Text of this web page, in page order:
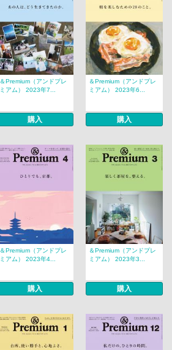
＆Premium（アンドプレ
ミアム） 2023年7...
購入
＆Premium（アンドプレ
ミアム） 2023年6...
購入
＆Premium（アンドプレ
ミアム） 2023年4...
購入
＆Premium（アンドプレ
ミアム） 2023年3...
購入